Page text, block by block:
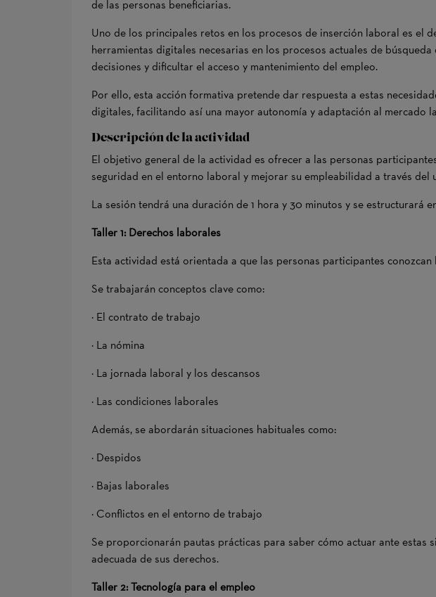
de las personas beneficiarias.
Uno de los principales retos en los procesos de inserción laboral es el
herramientas digitales necesarias en los procesos actuales de
decisiones y dificultar el acceso y mantenimiento del empleo.
Por ello, esta acción formativa pretende dar respuesta a estas
digitales, facilitando así una mayor autonomía y adaptación al mercado
Descripción de la actividad
El objetivo general de la actividad es ofrecer a las personas
seguridad en el entorno laboral y mejorar su empleabilidad a través del
La sesión tendrá una duración de 1 hora y 30 minutos y se estructurará
Taller 1: Derechos laborales
Esta actividad está orientada a que las personas participantes
Se trabajarán conceptos clave como:
· El contrato de trabajo
· La nómina
· La jornada laboral y los descansos
· Las condiciones laborales
Además, se abordarán situaciones habituales como:
· Despidos
· Bajas laborales
· Conflictos en el entorno de trabajo
Se proporcionarán pautas prácticas para saber cómo actuar ante
adecuada de sus derechos.
Taller 2: Tecnología para el empleo